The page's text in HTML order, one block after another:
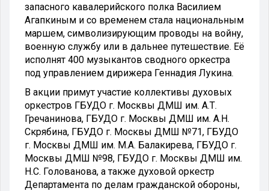
запасного кавалерийского полка Василием
Агапкиным и со временем стала национальным
маршем, символизирующим проводы на войну,
военную службу или в дальнее путешествие. Её
исполнят 400 музыкантов сводного оркестра
под управлением дирижера Геннадия Лукина.
В акции примут участие коллективы духовых
оркестров ГБУДО г. Москвы ДМШ им. А.Т.
Гречанинова, ГБУДО г. Москвы ДМШ им. А.Н.
Скрябина, ГБУДО г. Москвы ДМШ №71, ГБУДО
г. Москвы ДМШ им. М.А. Балакирева, ГБУДО г.
Москвы ДМШ №98, ГБУДО г. Москвы ДМШ им.
Н.С. Голованова, а также духовой оркестр
Департамента по делам гражданской обороны,